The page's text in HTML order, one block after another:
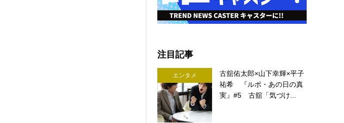
注目記事
エンタメ
古舘佑太郎×山下幸輝×平子
祐希 『ルポ・あの日の真
実』#5 古舘「気づけ...